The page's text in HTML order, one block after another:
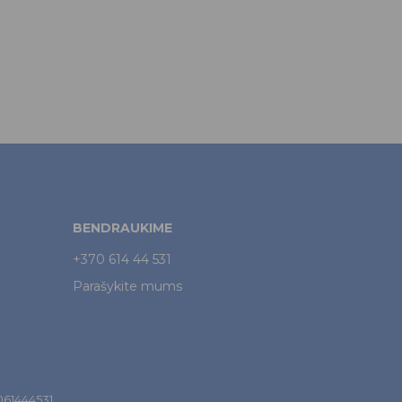
BENDRAUKIME
+370 614 44 531
Parašykite mums